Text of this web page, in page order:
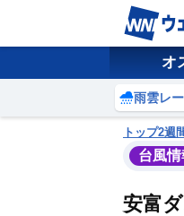
オ
雨雲レ
トップ2週
台風情
安富